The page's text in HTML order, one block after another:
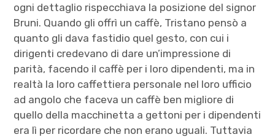
ogni dettaglio rispecchiava la posizione del signor
Bruni. Quando gli offrì un caffè, Tristano pensò a
quanto gli dava fastidio quel gesto, con cui i
dirigenti credevano di dare un’impressione di
parità, facendo il caffè per i loro dipendenti, ma in
realtà la loro caffettiera personale nel loro ufficio
ad angolo che faceva un caffè ben migliore di
quello della macchinetta a gettoni per i dipendenti
era lì per ricordare che non erano uguali. Tuttavia